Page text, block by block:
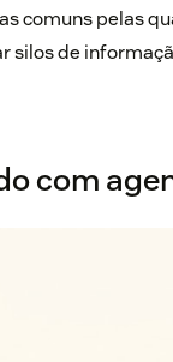
comuns pelas
silos de
com